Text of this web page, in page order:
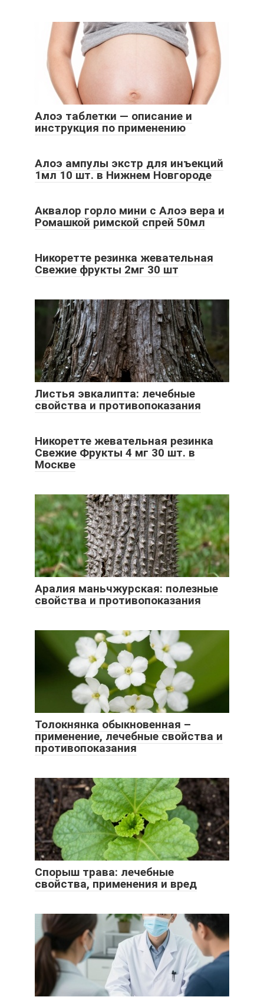
Алоэ таблетки — описание и
инструкция по применению
Алоэ ампулы экстр для инъекций
1мл 10 шт. в Нижнем Новгороде
Аквалор горло мини с Алоэ вера и
Ромашкой римской спрей 50мл
Никоретте резинка жевательная
Свежие фрукты 2мг 30 шт
Листья эвкалипта: лечебные
свойства и противопоказания
Никоретте жевательная резинка
Свежие Фрукты 4 мг 30 шт. в
Москве
Аралия маньчжурская: полезные
свойства и противопоказания
Толокнянка обыкновенная –
применение, лечебные свойства и
противопоказания
Спорыш трава: лечебные
свойства, применения и вред